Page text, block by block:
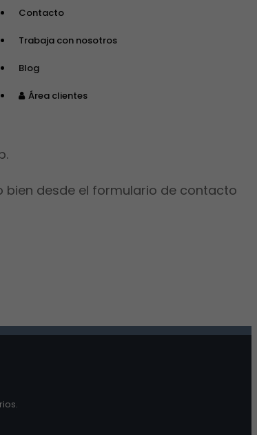
Contacto
Trabaja con nosotros
Blog
Área clientes
bien desde el formulario de contacto